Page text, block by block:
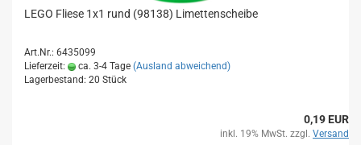
LEGO Fliese 1x1 rund (98138) Limettenscheibe
Art.Nr.: 6435099
Lieferzeit:
ca. 3-4 Tage (Ausland abweichend)
Lagerbestand: 20 Stück
0,19 EUR
inkl. 19% MwSt. zzgl. Versand